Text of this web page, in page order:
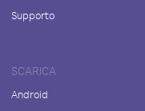
Supporto
SCARICA
Android